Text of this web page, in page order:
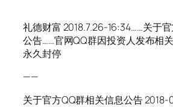
礼德财富 2018.7.26-16:34……关于
公告……官网QQ群因投资人发布相
永久封停
——
关于官方QQ群相关信息公告